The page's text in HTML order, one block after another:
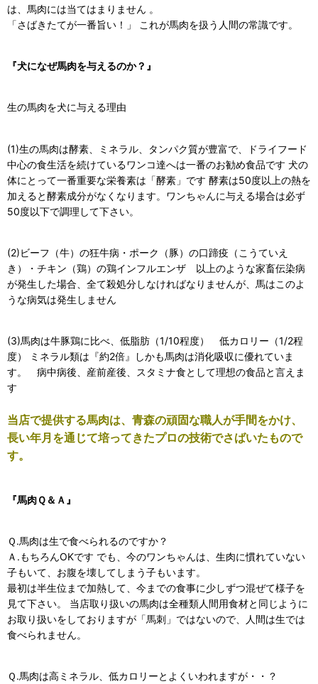
は、馬肉には当てはまりません 。
「さばきたてが一番旨い！」 これが馬肉を扱う人間の常識です。
『犬になぜ馬肉を与えるのか？』
生の馬肉を犬に与える理由
(1)生の馬肉は酵素、ミネラル、タンパク質が豊富で、ドライフード
中心の食生活を続けているワンコ達へは一番のお勧め食品です 犬の
体にとって一番重要な栄養素は「酵素」です 酵素は50度以上の熱を
加えると酵素成分がなくなります。ワンちゃんに与える場合は必ず
50度以下で調理して下さい。
(2)ビーフ（牛）の狂牛病・ポーク（豚）の口蹄疫（こうていえ
き）・チキン（鶏）の鶏インフルエンザ 以上のような家畜伝染病
が発生した場合、全て殺処分しなければなりませんが、馬はこのよ
うな病気は発生しません
(3)馬肉は牛豚鶏に比べ、低脂肪（1/10程度） 低カロリー（1/2程
度） ミネラル類は『約2倍』しかも馬肉は消化吸収に優れていま
す。 病中病後、産前産後、スタミナ食として理想の食品と言えま
す
当店で提供する馬肉は、青森の頑固な職人が手間をかけ、
長い年月を通じて培ってきたプロの技術でさばいたもので
す。
『馬肉Ｑ＆Ａ』
Ｑ.馬肉は生で食べられるのですか？
Ａ.もちろんOKです でも、今のワンちゃんは、生肉に慣れていない
子もいて、お腹を壊してしまう子もいます。
最初は半生位まで加熱して、今までの食事に少しずつ混ぜて様子を
見て下さい。 当店取り扱いの馬肉は全種類人間用食材と同じように
お取り扱いをしておりますが「馬刺」ではないので、人間は生では
食べられません。
Ｑ.馬肉は高ミネラル、低カロリーとよくいわれますが・・？